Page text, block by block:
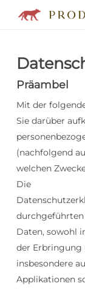
content
Präambel
Mit der
Sie darüber
(nachfolgend
welchen
Die
durchgeführten
Daten, sowohl
der Erbringung
insbesondere
Applikationen